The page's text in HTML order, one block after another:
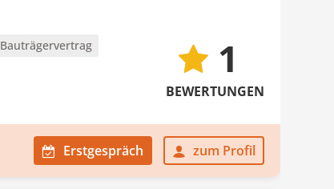
Bauträgervertrag
1
BEWERTUNGEN
Erstgespräch zum Profil